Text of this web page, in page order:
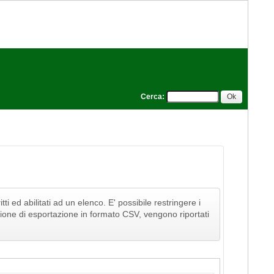
Cerca:
ed abilitati ad un elenco. E' possibile restringere i
di esportazione in formato CSV, vengono riportati